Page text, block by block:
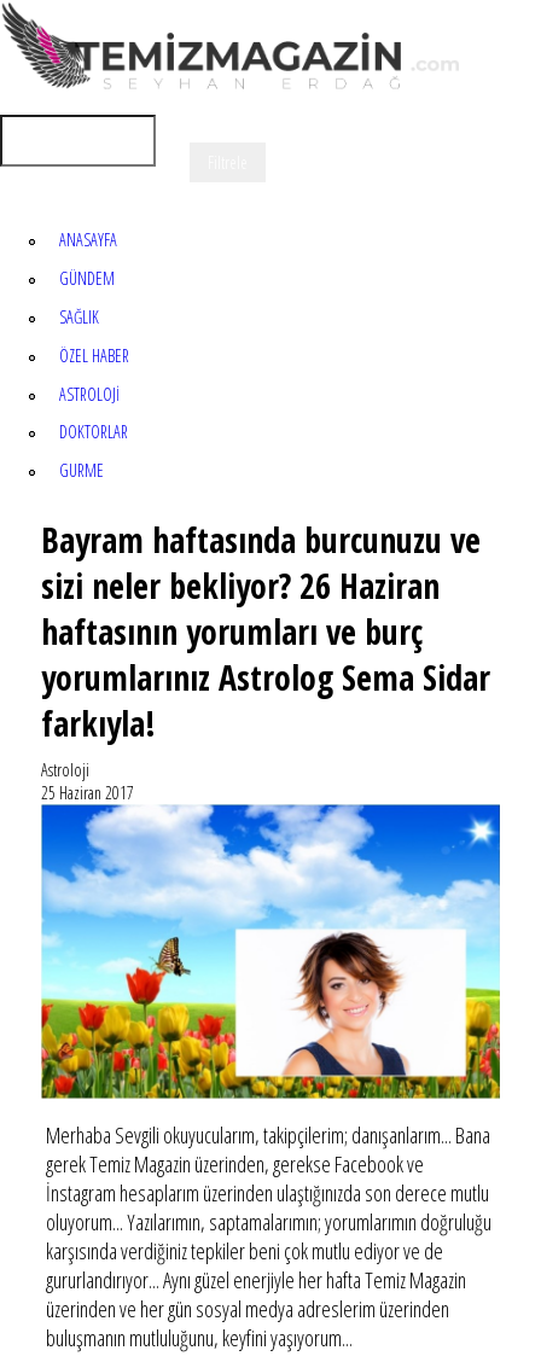
ANASAYFA
GÜNDEM
SAĞLIK
ÖZEL HABER
ASTROLOJİ
DOKTORLAR
GURME
Bayram haftasında burcunuzu ve
sizi neler bekliyor? 26 Haziran
haftasının yorumları ve burç
yorumlarınız Astrolog Sema Sidar
farkıyla!
Astroloji
25 Haziran 2017
Merhaba Sevgili okuyucularım, takipçilerim; danışanlarım... Bana
gerek Temiz Magazin üzerinden, gerekse Facebook ve
İnstagram hesaplarım üzerinden ulaştığınızda son derece mutlu
oluyorum... Yazılarımın, saptamalarımın; yorumlarımın doğruluğu
karşısında verdiğiniz tepkiler beni çok mutlu ediyor ve de
gururlandırıyor... Aynı güzel enerjiyle her hafta Temiz Magazin
üzerinden ve her gün sosyal medya adreslerim üzerinden
buluşmanın mutluluğunu, keyfini yaşıyorum...